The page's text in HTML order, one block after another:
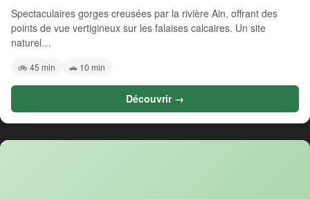
Spectaculaires gorges creusées par la rivière Ain, offrant des
points de vue vertigineux sur les falaises calcaires. Un site
naturel…
🚲 45 min 🚗 10 min
Découvrir →